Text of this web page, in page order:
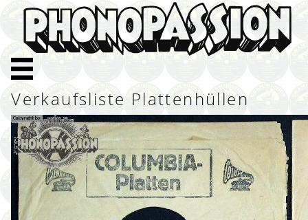
Verkaufsliste Plattenhüllen